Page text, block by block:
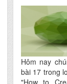
Hôm nay
bài 17 trong
"How to